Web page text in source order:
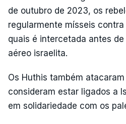
de outubro de 2023, os
regularmente mísseis
quais é intercetada antes
aéreo israelita.
Os Huthis também
consideram estar ligados a
em solidariedade com os